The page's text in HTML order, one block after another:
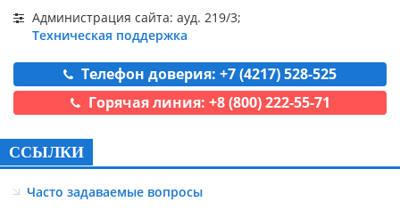
Администрация сайта: ауд. 219/3;
Техническая поддержка
Телефон доверия: +7 (4217) 528-525
Горячая линия: +8 (800) 222-55-71
ССЫЛКИ
Часто задаваемые вопросы